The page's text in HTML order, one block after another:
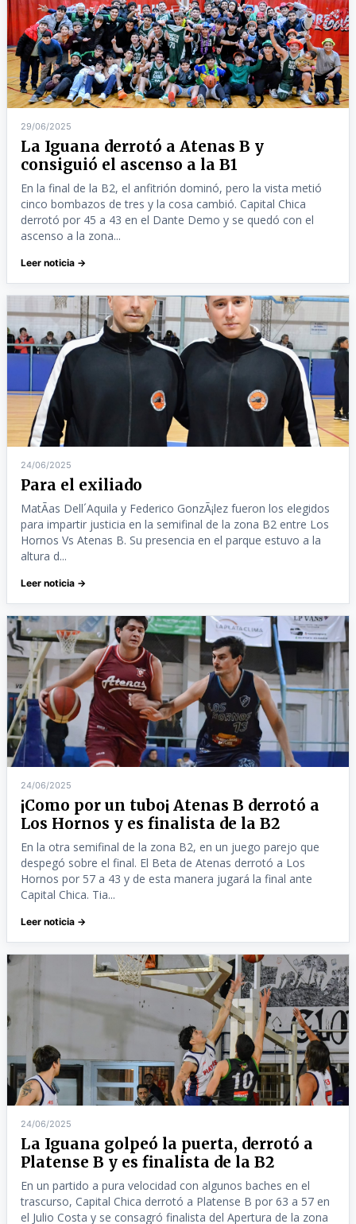
29/06/2025
La Iguana derrotó a Atenas B y
consiguió el ascenso a la B1
En la final de la B2, el anfitrión dominó, pero la vista metió
cinco bombazos de tres y la cosa cambió. Capital Chica
derrotó por 45 a 43 en el Dante Demo y se quedó con el
ascenso a la zona...
Leer noticia →
24/06/2025
Para el exiliado
MatÃ­as Dell´Aquila y Federico GonzÃ¡lez fueron los elegidos
para impartir justicia en la semifinal de la zona B2 entre Los
Hornos Vs Atenas B. Su presencia en el parque estuvo a la
altura d...
Leer noticia →
24/06/2025
¡Como por un tubo¡ Atenas B derrotó a
Los Hornos y es finalista de la B2
En la otra semifinal de la zona B2, en un juego parejo que
despegó sobre el final. El Beta de Atenas derrotó a Los
Hornos por 57 a 43 y de esta manera jugará la final ante
Capital Chica. Tia...
Leer noticia →
24/06/2025
La Iguana golpeó la puerta, derrotó a
Platense B y es finalista de la B2
En un partido a pura velocidad con algunos baches en el
trascurso, Capital Chica derrotó a Platense B por 63 a 57 en
el Julio Costa y se consagró finalista del Apertura de la zona